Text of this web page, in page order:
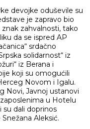
devojke oduševile su
je zapravo bio
zahvalnosti, tako
da se ispred AP
srdačno
solidarnost“ iz
iz Berana i
koji su omogućili
Novom i Igalu.
Novi, Javnoj ustanovi
u Hotelu
dali doprinos
Aleksić.